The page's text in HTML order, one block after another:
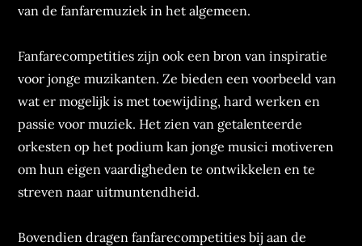
van de fanfaremuziek in het algemeen.
Fanfarecompetities zijn ook een bron van inspiratie
voor jonge muzikanten. Ze bieden een voorbeeld van
wat er mogelijk is met toewijding, hard werken en
passie voor muziek. Het zien van getalenteerde
orkesten op het podium kan jonge musici motiveren
om hun eigen vaardigheden te ontwikkelen en te
streven naar uitmuntendheid.
Bovendien dragen fanfarecompetities bij aan de